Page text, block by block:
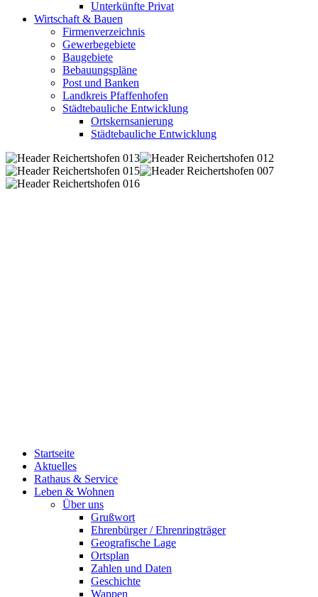
Unterkünfte Privat
Wirtschaft & Bauen
Firmenverzeichnis
Gewerbegebiete
Baugebiete
Bebauungspläne
Post und Banken
Landkreis Pfaffenhofen
Städtebauliche Entwicklung
Ortskernsanierung
Städtebauliche Entwicklung
Startseite
Aktuelles
Rathaus & Service
Leben & Wohnen
Über uns
Grußwort
Ehrenbürger / Ehrenringträger
Geografische Lage
Ortsplan
Zahlen und Daten
Geschichte
Wappen